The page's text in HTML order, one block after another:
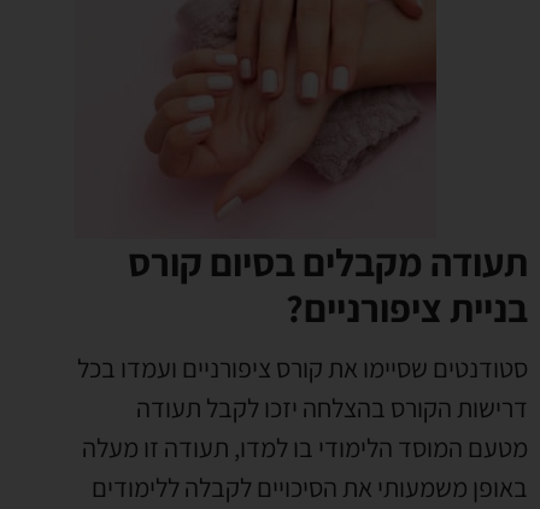
תעודה מקבלים בסיום קורס
בניית ציפורניים?
סטודנטים שסיימו את קורס ציפורניים ועמדו בכל
דרישות הקורס בהצלחה יזכו לקבל תעודה
מטעם המוסד הלימודי בו למדו, תעודה זו מעלה
באופן משמעותי את הסיכויים לקבלה ללימודים